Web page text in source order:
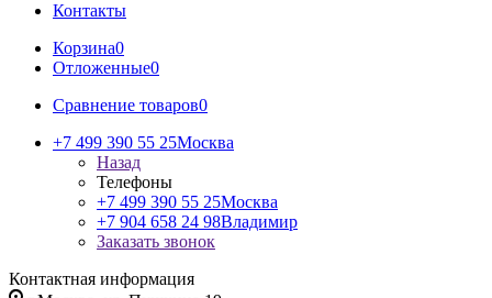
Контакты
Корзина0
Отложенные0
Сравнение товаров0
+7 499 390 55 25Москва
Назад
Телефоны
+7 499 390 55 25Москва
+7 904 658 24 98Владимир
Заказать звонок
Контактная информация